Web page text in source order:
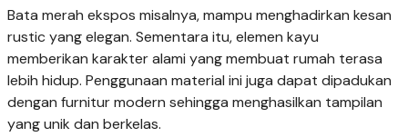
Bata merah ekspos misalnya, mampu menghadirkan kesan
rustic yang elegan. Sementara itu, elemen kayu
memberikan karakter alami yang membuat rumah terasa
lebih hidup. Penggunaan material ini juga dapat dipadukan
dengan furnitur modern sehingga menghasilkan tampilan
yang unik dan berkelas.